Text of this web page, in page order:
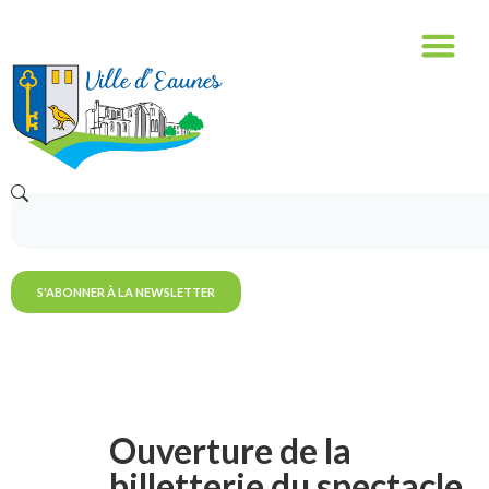
S'ABONNER À LA NEWSLETTER
Ouverture de la